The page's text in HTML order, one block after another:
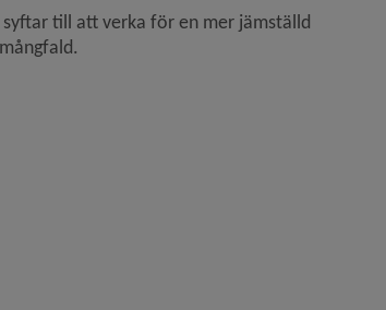
till att verka för en mer jämställd